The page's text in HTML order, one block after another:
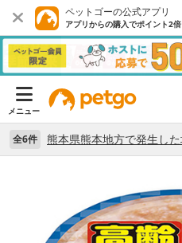
ペットゴーの公式アプリ
アプリからの購入でポイント2倍
メニュー
全6件